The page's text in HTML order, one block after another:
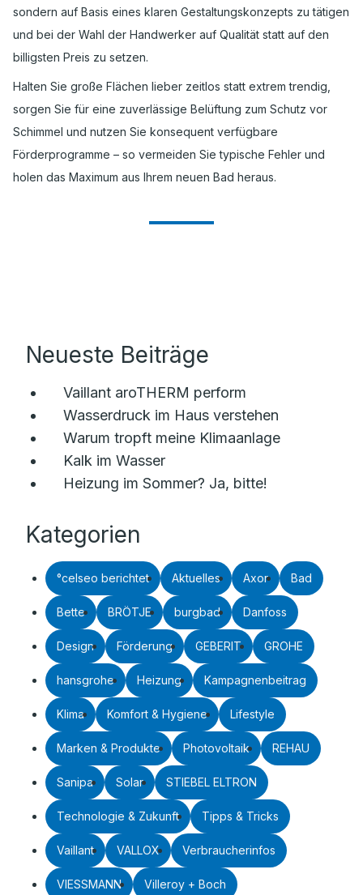
sondern auf Basis eines klaren Gestaltungskonzepts zu tätigen
und bei der Wahl der Handwerker auf Qualität statt auf den
billigsten Preis zu setzen.
Halten Sie große Flächen lieber zeitlos statt extrem trendig,
sorgen Sie für eine zuverlässige Belüftung zum Schutz vor
Schimmel und nutzen Sie konsequent verfügbare
Förderprogramme – so vermeiden Sie typische Fehler und
holen das Maximum aus Ihrem neuen Bad heraus.
Neueste Beiträge
Vaillant aroTHERM perform
Wasserdruck im Haus verstehen
Warum tropft meine Klimaanlage
Kalk im Wasser
Heizung im Sommer? Ja, bitte!
Kategorien
°celseo berichtet Aktuelles Axor Bad
Bette BRÖTJE burgbad Danfoss
Design Förderung GEBERIT GROHE
hansgrohe Heizung Kampagnenbeitrag
Klima Komfort & Hygiene Lifestyle
Marken & Produkte Photovoltaik REHAU
Sanipa Solar STIEBEL ELTRON
Technologie & Zukunft Tipps & Tricks
Vaillant VALLOX Verbraucherinfos
VIESSMANN Villeroy + Boch